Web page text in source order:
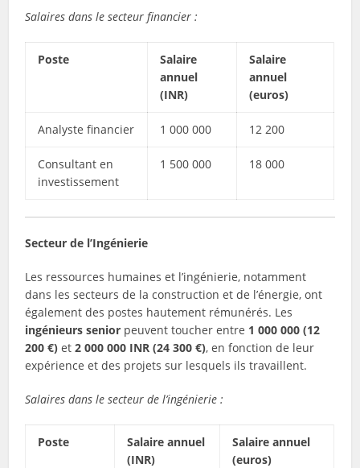
Salaires dans le secteur financier :
Poste
Salaire
annuel
(INR)
Salaire
annuel
(euros)
Analyste financier 1 000 000 12 200
Consultant en
investissement
1 500 000 18 000
Secteur de l’Ingénierie
Les ressources humaines et l’ingénierie, notamment
dans les secteurs de la construction et de l’énergie, ont
également des postes hautement rémunérés. Les
ingénieurs senior peuvent toucher entre 1 000 000 (12
200 €) et2 000 000 INR (24 300 €), en fonction de leur
expérience et des projets sur lesquels ils travaillent.
Salaires dans le secteur de l’ingénierie :
Poste
Salaire annuel
(INR)
Salaire annuel
(euros)